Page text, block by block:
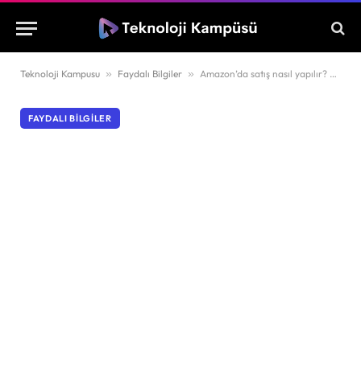
Teknoloji Kampusu » Faydalı Bilgiler » Amazon’da satış nasıl yapılır? Püf noktaları
FAYDALI BILGILER